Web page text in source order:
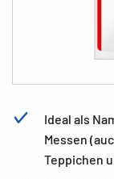
Ideal als
Messen
Teppichen